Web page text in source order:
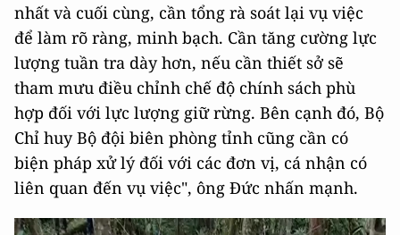
nhất và cuối cùng, cần tổng rà soát lại vụ việc
để làm rõ ràng, minh bạch. Cần tăng cường lực
lượng tuần tra dày hơn, nếu cần thiết sở sẽ
tham mưu điều chỉnh chế độ chính sách phù
hợp đối với lực lượng giữ rừng. Bên cạnh đó, Bộ
Chỉ huy Bộ đội biên phòng tỉnh cũng cần có
biện pháp xử lý đối với các đơn vị, cá nhận có
liên quan đến vụ việc", ông Đức nhấn mạnh.